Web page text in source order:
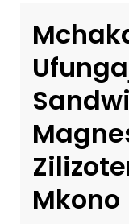
Mkono